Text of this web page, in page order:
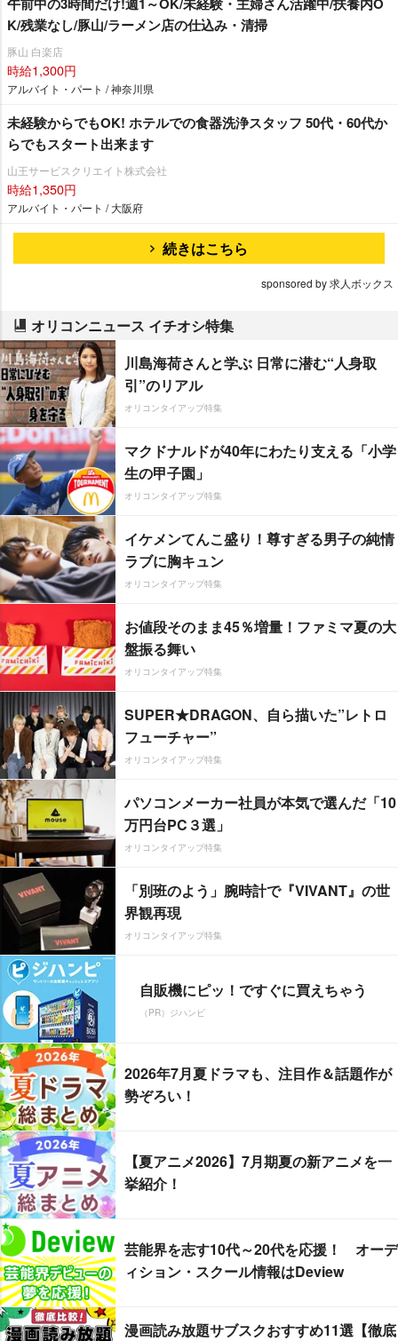
K/残業なし/豚山/ラーメン店の仕込み・清掃
豚山 白楽店
時給1,300円
アルバイト・パート / 神奈川県
未経験からでもOK! ホテルでの食器洗浄スタッフ 50代・60代か
らでもスタート出来ます
山王サービスクリエイト株式会社
時給1,350円
アルバイト・パート / 大阪府
続きはこちら
sponsored by 求人ボックス
オリコンニュース イチオシ特集
川島海荷さんと学ぶ 日常に潜む“人身取
引”のリアル
オリコンタイアップ特集
マクドナルドが40年にわたり支える「小学
生の甲子園」
オリコンタイアップ特集
イケメンてんこ盛り！尊すぎる男子の純情
ラブに胸キュン
オリコンタイアップ特集
お値段そのまま45％増量！ファミマ夏の大
盤振る舞い
オリコンタイアップ特集
SUPER★DRAGON、自ら描いた”レトロ
フューチャー”
オリコンタイアップ特集
パソコンメーカー社員が本気で選んだ「10
万円台PC３選」
オリコンタイアップ特集
「別班のよう」腕時計で『VIVANT』の世
界観再現
オリコンタイアップ特集
自販機にピッ！ですぐに買えちゃう
（PR）ジハンピ
2026年7月夏ドラマも、注目作＆話題作が
勢ぞろい！
【夏アニメ2026】7月期夏の新アニメを一
挙紹介！
芸能界を志す10代～20代を応援！ オーデ
ィション・スクール情報はDeview
漫画読み放題サブスクおすすめ11選【徹底